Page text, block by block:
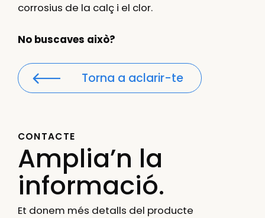
corrosius de la calç i el clor.
No buscaves això?
Torna a aclarir-te
CONTACTE
Amplia’n la
informació.
Et donem més detalls del producte